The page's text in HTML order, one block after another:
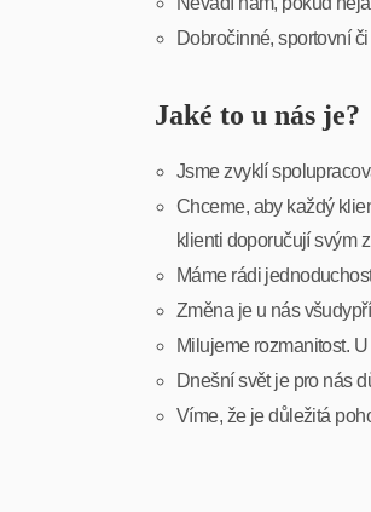
Dobročinné, sportovní
Jaké to u nás je?
Jsme zvyklí
Chceme, aby každý
klienti doporučují svým
Máme rádi
Změna je u nás
Milujeme rozmanitost.
Dnešní svět je pro nás
Víme, že je důležitá